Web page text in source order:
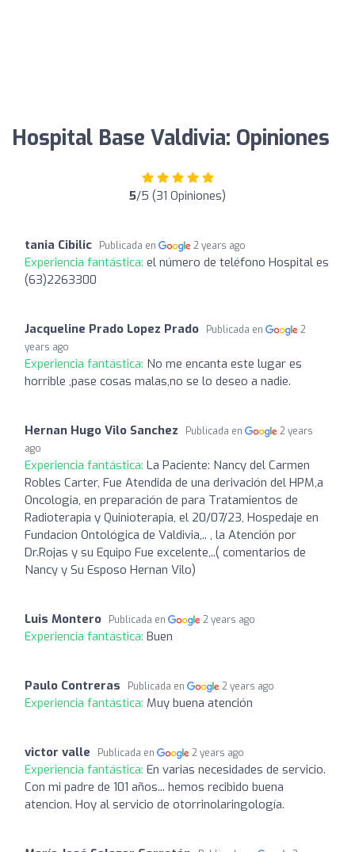
Hospital Base Valdivia: Opiniones
5/5 (31 Opiniones)
tania Cibilic Publicada en 2 years ago
Experiencia fantástica: el número de teléfono Hospital es
(63)2263300
Jacqueline Prado Lopez Prado Publicada en
2
years ago
Experiencia fantástica: No me encanta este lugar es
horrible ,pase cosas malas,no se lo deseo a nadie.
Hernan Hugo Vilo Sanchez Publicada en
2 years
ago
Experiencia fantástica: La Paciente: Nancy del Carmen
Robles Carter, Fue Atendida de una derivación del HPM,a
Oncologia, en preparación de para Tratamientos de
Radioterapia y Quinioterapia, el 20/07/23, Hospedaje en
Fundacion Ontológica de Valdivia,.. , la Atención por
Dr.Rojas y su Equipo Fue excelente,..( comentarios de
Nancy y Su Esposo Hernan Vilo)
Luis Montero Publicada en 2 years ago
Experiencia fantástica: Buen
Paulo Contreras Publicada en 2 years ago
Experiencia fantástica: Muy buena atención
victor valle Publicada en 2 years ago
Experiencia fantástica: En varias necesidades de servicio.
Con mi padre de 101 años... hemos recibido buena
atencion. Hoy al servicio de otorrinolaringología.